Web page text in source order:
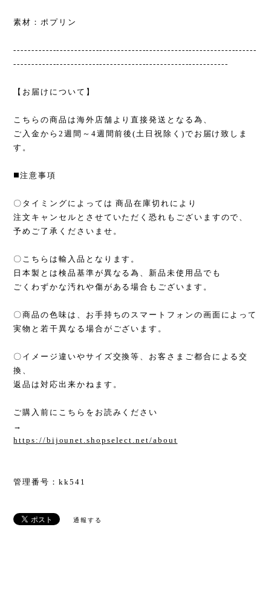
素材：ポプリン
--------------------------------------------------------------------
------------------------------------------------------------
【お届けについて】
こちらの商品は海外店舗より直接発送となる為、
ご入金から2週間～4週間前後(土日祝除く)でお届け致しま
す。
◼️注意事項
〇タイミングによっては 商品在庫切れにより
注文キャンセルとさせていただく恐れもございますので、
予めご了承くださいませ。
〇こちらは輸入品となります。
日本製とは検品基準が異なる為、新品未使用品でも
ごくわずかな汚れや傷がある場合もございます。
〇商品の色味は、お手持ちのスマートフォンの画面によって
実物と若干異なる場合がございます。
〇イメージ違いやサイズ交換等、お客さまご都合による交
換、
返品は対応出来かねます。
ご購入前にこちらをお読みください
→
https://bijounet.shopselect.net/about
管理番号：kk541
通報する